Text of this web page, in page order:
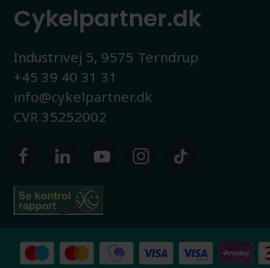
Cykelpartner.dk
Industrivej 5, 9575 Terndrup
+45 39 40 31 31
info@cykelpartner.dk
CVR 35252002